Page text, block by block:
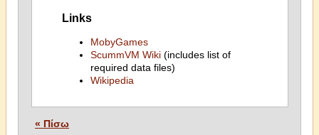
Links
MobyGames
ScummVM Wiki(includes list of
required data files)
Wikipedia
« Πίσω